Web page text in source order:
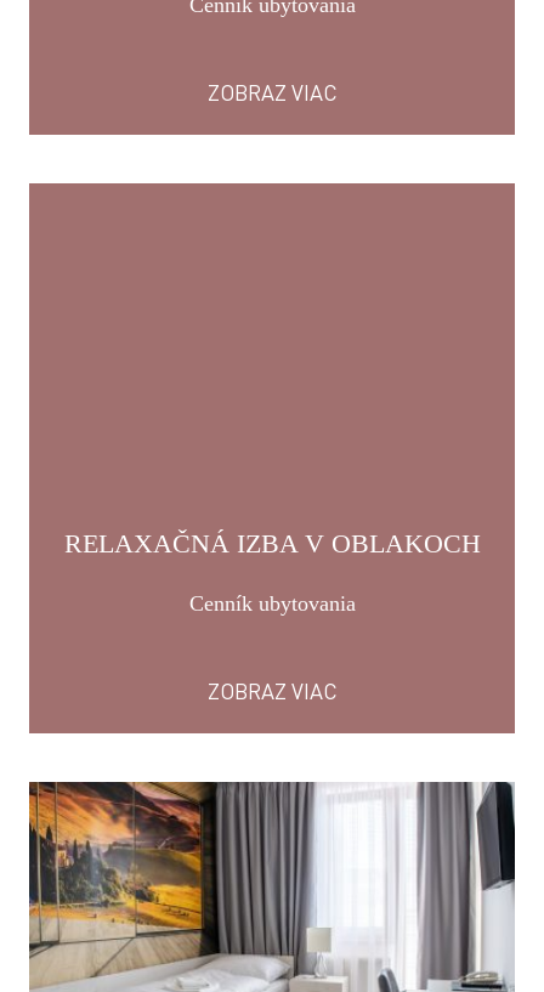
Cenník ubytovania
ZOBRAZ VIAC
RELAXAČNÁ IZBA V OBLAKOCH
Cenník ubytovania
ZOBRAZ VIAC